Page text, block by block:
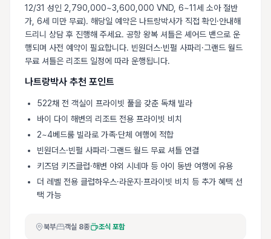
12/31 성인 2,790,000~3,600,000 VND, 6~11세 소아 절반
가, 6세 미만 무료). 해당일 예약은 나트랑박사가 직접 확인·안내해
드리니 상담 후 진행해 주세요. 공항 왕복 셔틀은 셰어드 밴으로 운
행되며 사전 예약이 필요합니다. 빈원더스·빈펄 사파리·그랜드 월드
무료 셔틀은 리조트 일정에 따라 운행됩니다.
나트랑박사 추천 포인트
522채 전 객실이 프라이빗 풀을 갖춘 독채 빌라
바이 다이 해변의 리조트 전용 프라이빗 비치
2~4베드룸 빌라로 가족·단체 여행에 적합
빈원더스·빈펄 사파리·그랜드 월드 무료 셔틀 연결
키즈덤 키즈클럽·해변 야외 시네마 등 아이 동반 여행에 유용
더 레벨 전용 클럽하우스·라운지·프라이빗 비치 등 추가 혜택 선
택 가능
북부 객실 8종 조식 포함